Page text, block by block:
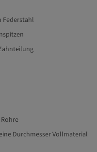
Federstahl
Durchmesser Vollmaterial